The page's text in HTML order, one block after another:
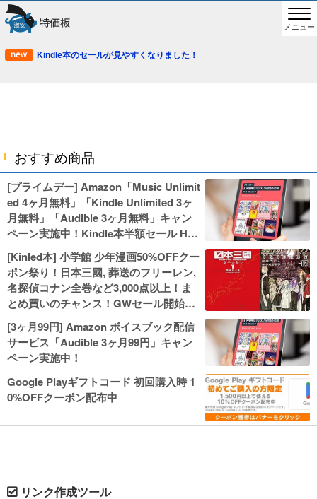
メニュー
Kindle本のセールが見やすくなりました！
おすすめ商品
[プライムデー] Amazon「Music Unlimit
ed 4ヶ月無料」「Kindle Unlimited 3ヶ
月無料」「Audible 3ヶ月無料」キャン
ペーン実施中！Kindle本半額セール HU
NTER×HUNTERなど集英社、無職転生,
幼女戦記などKADOKAWA、キャプテン
翼100円セールも！
[Kinled本] 小学館 少年漫画50%OFFクー
ポン祭り！日本三國, 葬送のフリーレン,
名探偵コナン全巻など3,000点以上！ま
とめ買いのチャンス！GWセール開始！
人気コミック多数 カドカワ祭やIT関連本
がセールに！
[3ヶ月99円] Amazon ボイスブック配信
サービス「Audible 3ヶ月99円」キャン
ペーン実施中！
Google Playギフトコード 初回購入時 1
0%OFFクーポン配布中
リンク作成ツール